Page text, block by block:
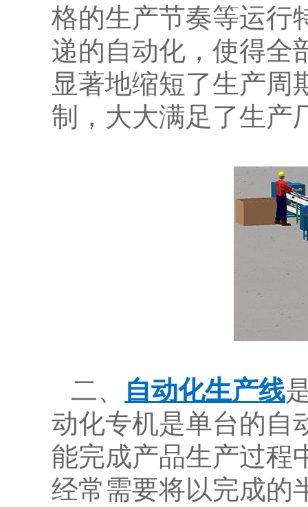
格的生产节奏等运行
递的自动化，使得全
显著地缩短了生产周
制，大大满足了生产
二、 自动化生产线
动化专机是单台的自
能完成产品生产过程
经常需要将以完成的